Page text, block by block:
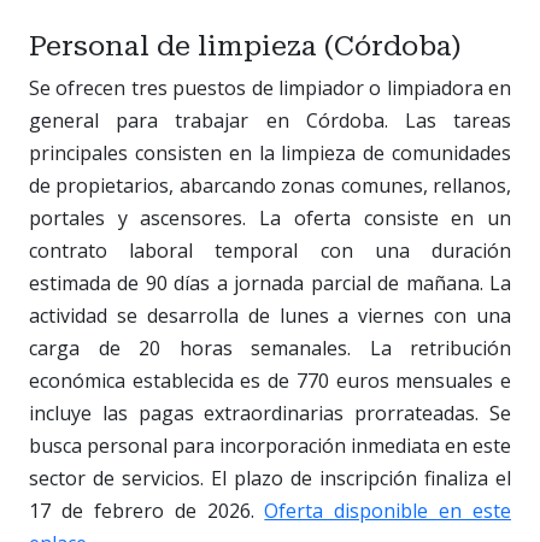
Personal de limpieza (Córdoba)
Se ofrecen tres puestos de limpiador o limpiadora en
general para trabajar en Córdoba. Las tareas
principales consisten en la limpieza de comunidades
de propietarios, abarcando zonas comunes, rellanos,
portales y ascensores. La oferta consiste en un
contrato laboral temporal con una duración
estimada de 90 días a jornada parcial de mañana. La
actividad se desarrolla de lunes a viernes con una
carga de 20 horas semanales. La retribución
económica establecida es de 770 euros mensuales e
incluye las pagas extraordinarias prorrateadas. Se
busca personal para incorporación inmediata en este
sector de servicios. El plazo de inscripción finaliza el
17 de febrero de 2026.Oferta disponible en este